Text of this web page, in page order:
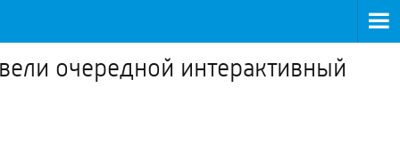
очередной интерактивный